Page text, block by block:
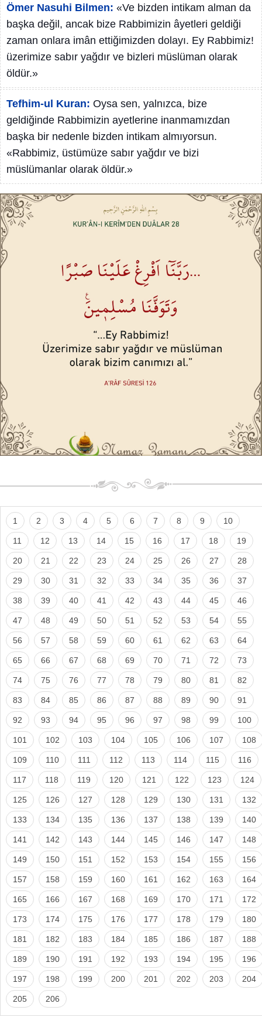
Ömer Nasuhi Bilmen: «Ve bizden intikam alman da
başka değil, ancak bize Rabbimizin âyetleri geldiği
zaman onlara imân ettiğimizden dolayı. Ey Rabbimiz!
üzerimize sabır yağdır ve bizleri müslüman olarak
öldür.»
Tefhim-ul Kuran: Oysa sen, yalnızca, bize
geldiğinde Rabbimizin ayetlerine inanmamızdan
başka bir nedenle bizden intikam almıyorsun.
«Rabbimiz, üstümüze sabır yağdır ve bizi
müslümanlar olarak öldür.»
1 2 3 4 5 6 7 8 9 10
11 12 13 14 15 16 17 18 19
20 21 22 23 24 25 26 27 28
29 30 31 32 33 34 35 36 37
38 39 40 41 42 43 44 45 46
47 48 49 50 51 52 53 54 55
56 57 58 59 60 61 62 63 64
65 66 67 68 69 70 71 72 73
74 75 76 77 78 79 80 81 82
83 84 85 86 87 88 89 90 91
92 93 94 95 96 97 98 99 100
101 102 103 104 105 106 107 108
109 110 111 112 113 114 115 116
117 118 119 120 121 122 123 124
125 126 127 128 129 130 131 132
133 134 135 136 137 138 139 140
141 142 143 144 145 146 147 148
149 150 151 152 153 154 155 156
157 158 159 160 161 162 163 164
165 166 167 168 169 170 171 172
173 174 175 176 177 178 179 180
181 182 183 184 185 186 187 188
189 190 191 192 193 194 195 196
197 198 199 200 201 202 203 204
205 206